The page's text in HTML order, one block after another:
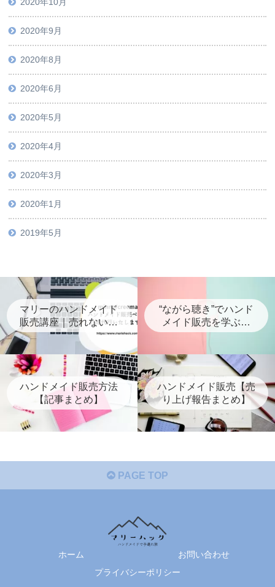
2020年10月
2020年9月
2020年8月
2020年6月
2020年5月
2020年4月
2020年3月
2020年1月
2019年5月
マリーのハンドメイド
販売講座｜売れないを
抜け出すための講座・
代行・個人コンサル案
内
“ながら聴き”でハンド
メイド販売を学ぶ！
【音声版マリーハッ
ハンドメイド販売方法
【記事まとめ】
ハンドメイド販売【売
り上げ報告まとめ】
PAGE TOP
ホーム
お問い合わせ
プライバシーポリシー